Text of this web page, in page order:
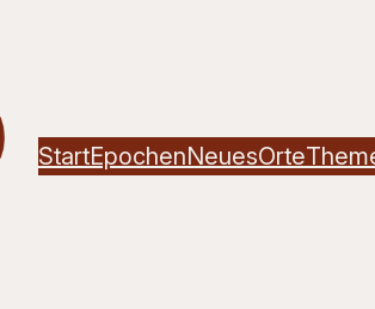
StartEpochenNeuesOrte